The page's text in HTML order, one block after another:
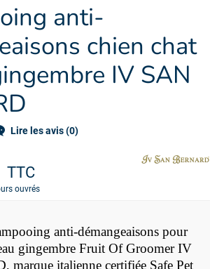
anti-
chien chat
IV SAN
Lire les avis (0)
TTC
ouvrés
anti-démangeaisons pour
gingembre Fruit Of Groomer IV
marque italienne certifiée Safe Pet